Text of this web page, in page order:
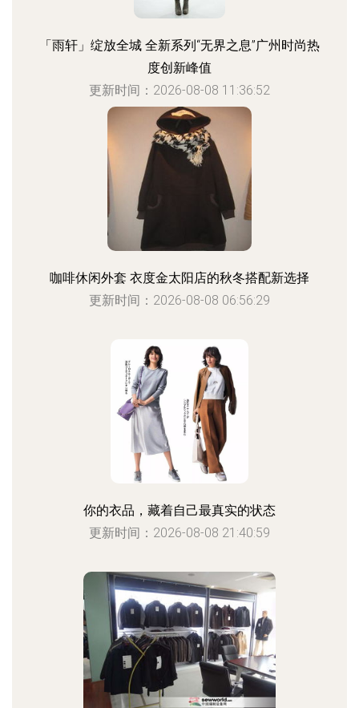
「雨轩」绽放全城 全新系列“无界之息”广州时尚热
度创新峰值
更新时间：2026-08-08 11:36:52
咖啡休闲外套 衣度金太阳店的秋冬搭配新选择
更新时间：2026-08-08 06:56:29
你的衣品，藏着自己最真实的状态
更新时间：2026-08-08 21:40:59